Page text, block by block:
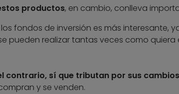
productos, en cambio, conlleva
fondos de inversión es más interesante,
pueden realizar tantas veces como quiera
contrario, sí que tributan por sus cambios
y se venden.